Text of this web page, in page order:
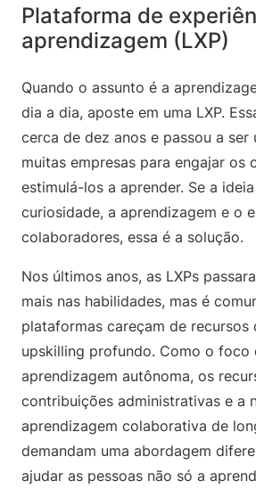
Plataforma de
aprendizagem (LXP)
Quando o assunto é a
dia a dia, aposte em uma LXP.
cerca de dez anos e passou a
muitas empresas para engajar os
estimulá-los a aprender. Se a
curiosidade, a aprendizagem e o
colaboradores, essa é a solução.
Nos últimos anos, as LXPs
mais nas habilidades, mas é
plataformas careçam de recursos
upskilling profundo. Como o foco
aprendizagem autônoma, os
contribuições administrativas e a
aprendizagem colaborativa de
demandam uma abordagem
ajudar as pessoas não só a